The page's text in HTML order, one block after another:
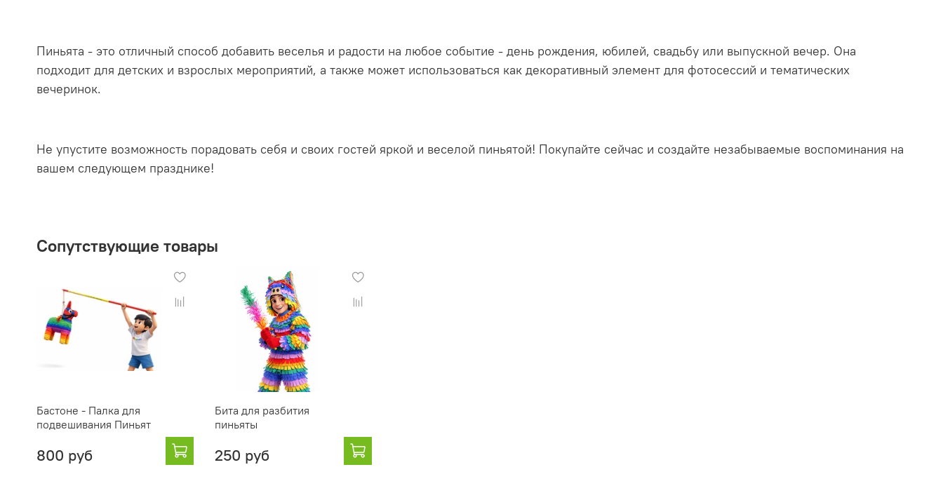
Пиньята - это отличный способ добавить веселья и радости на любое событие - день рождения, юбилей, свадьбу или выпускной вечер. Она
подходит для детских и взрослых мероприятий, а также может использоваться как декоративный элемент для фотосессий и тематических
вечеринок.
Не упустите возможность порадовать себя и своих гостей яркой и веселой пиньятой! Покупайте сейчас и создайте незабываемые воспоминания на
вашем следующем празднике!
Сопутствующие товары
Бастоне - Палка для
подвешивания Пиньят
800 руб
Бита для разбития
пиньяты
250 руб